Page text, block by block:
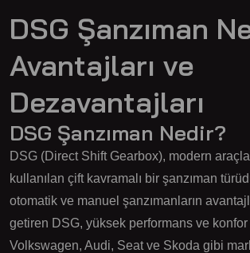
DSG Şanzıman
Avantajları ve
Dezavantajları
DSG Şanzıman Nedir?
DSG (Direct Shift Gearbox), modern
kullanılan çift kavramalı bir şanzıman
otomatik ve manuel şanzımanların
getiren DSG, yüksek performans ve
Volkswagen, Audi, Seat ve Skoda gibi